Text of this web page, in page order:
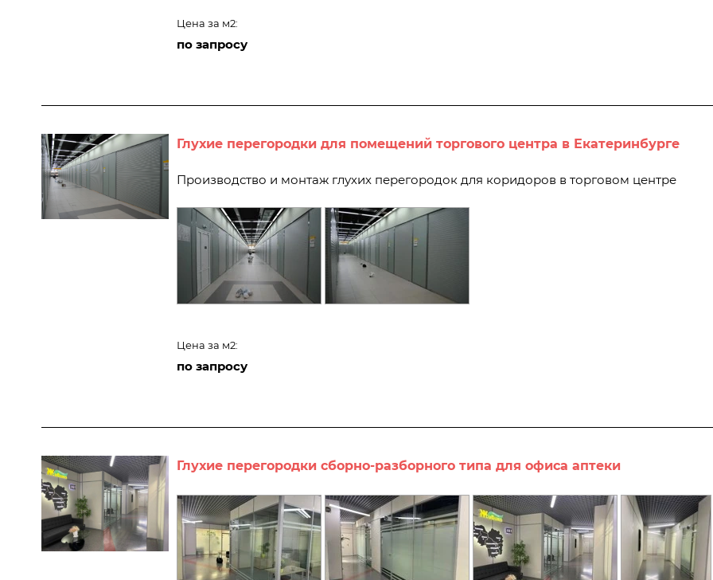
Цена за м2:
по запросу
Глухие перегородки для помещений торгового центра в Екатеринбурге
Производство и монтаж глухих перегородок для коридоров в торговом центре
Цена за м2:
по запросу
Глухие перегородки сборно-разборного типа для офиса аптеки